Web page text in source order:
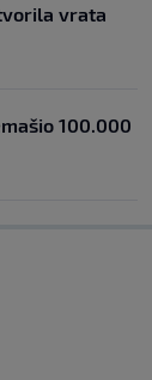
vrata
100.000